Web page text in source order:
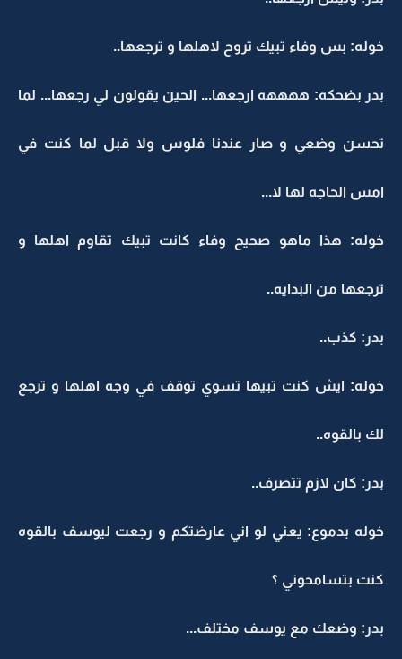
خوله: بس وفاء تبيك تروح لاهلها و ترجعها..
بدر بضحكه: ههههه ارجعها... الحين يقولون لي رجعها... لما
تحسن وضعي و صار عندنا فلوس ولا قبل لما كنت في
امس الحاجه لها لا...
خوله: هذا ماهو صحيح وفاء كانت تبيك تقاوم اهلها و
ترجعها من البدايه..
بدر: كذب..
خوله: ايش كنت تبيها تسوي توقف في وجه اهلها و ترجع
لك بالقوه..
بدر: كان لازم تتصرف..
خوله بدموع: يعني لو اني عارضتكم و رجعت ليوسف بالقوه
كنت بتسامحوني ؟
بدر: وضعك مع يوسف مختلف...